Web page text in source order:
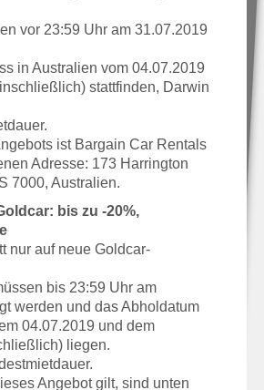
vor 23:59 Uhr am 31.07.2019
in Australien vom 04.07.2019
stattfinden, Darwin
ist Bargain Car Rentals
Adresse: 173 Harrington
7000, Australien.
bis zu -20%,
nur auf neue Goldcar-
bis 23:59 Uhr am
werden und das Abholdatum
04.07.2019 und dem
liegen.
Angebot gilt, sind unten